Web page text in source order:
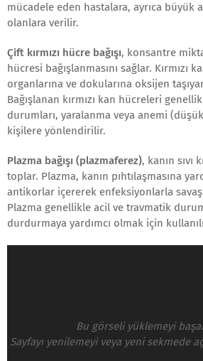
mücadele eden hastalara, ayrıca büyük
olanlara verilir.
Çift kırmızı hücre bağışı, konsantre
hücresi bağışlanmasını sağlar. Kırmızı
organlarına ve dokularına oksijen
Bağışlanan kırmızı kan hücreleri
durumları, yaralanma veya anemi
kişilere yönlendirilir.
Plazma bağışı (plazmaferez), kanın sıvı
toplar. Plazma, kanın pıhtılaşmasına
antikorlar içererek enfeksiyonlarla
Plazma genellikle acil ve travmatik
durdurmaya yardımcı olmak için
Bu görseli yüklemeyi
Sayfayı yenilemeyi veya yeni sekmede